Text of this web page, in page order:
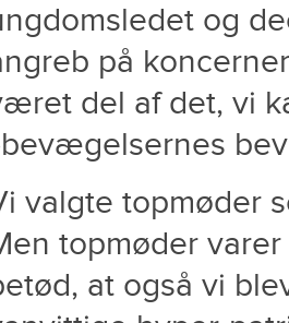
og
på
del af det, vi
valgte topmøder
topmøder
at også vi